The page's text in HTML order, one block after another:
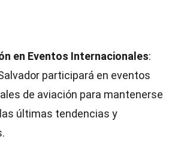
en Eventos Internacionales:
participará en eventos
de aviación para mantenerse
últimas tendencias y